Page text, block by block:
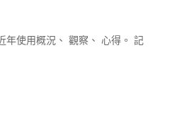
年使用概況、 觀察、 心得。 記